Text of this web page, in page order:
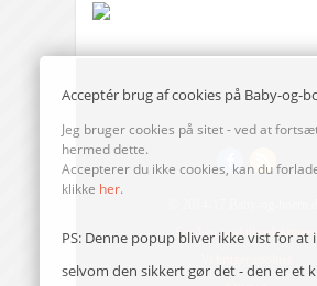
Send en mail til redaktionen
Acceptér brug af cookies på Baby-og-
Jeg bruger cookies på sitet - ved at
hermed dette.
Accepterer du ikke cookies, kan du
klikke her.
PS: Denne popup bliver ikke vist for at
selvom den sikkert gør det - den er et